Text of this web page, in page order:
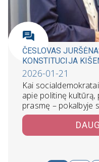
ČESLOVAS
KONSTITUCIJA
2026-01-21
Kai
apie politinę kultūrą,
prasmę – pokalbyje